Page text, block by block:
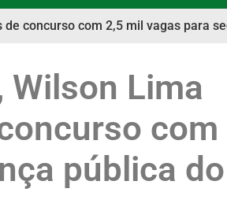
concurso com 2,5 mil vagas para
Lima
com
pública do